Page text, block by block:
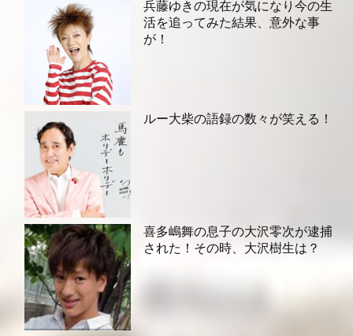
兵藤ゆきの現在が気になり今の生
活を追ってみた結果、意外な事
が！
ルー大柴の語録の数々が笑える！
喜多嶋舞の息子の大沢零次が逮捕
された！その時、大沢樹生は？